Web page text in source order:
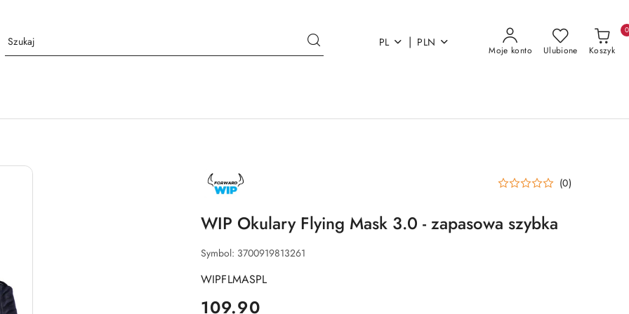
PL | PLN
Moje konto Ulubione Koszyk
0
NAZWA
PRODUCENTA:
FORWARD (0)
WIP Okulary Flying Mask 3.0 - zapasowa szybka
Symbol: 3700919813261
WIPFLMASPL
cena:
109.90